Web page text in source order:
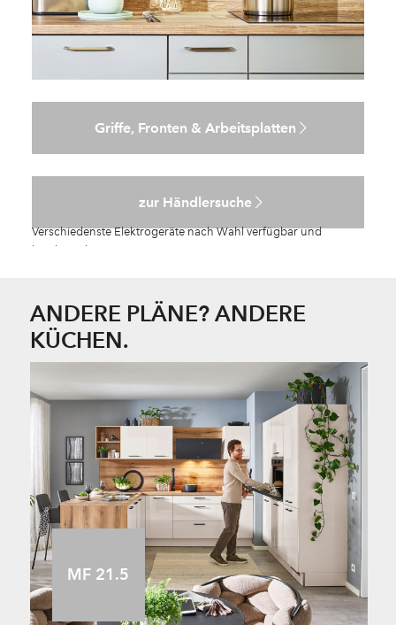
Griffe, Fronten & Arbeitsplatten
zur Händlersuche
ANDERE PLÄNE? ANDERE
KÜCHEN.
MF 21.5